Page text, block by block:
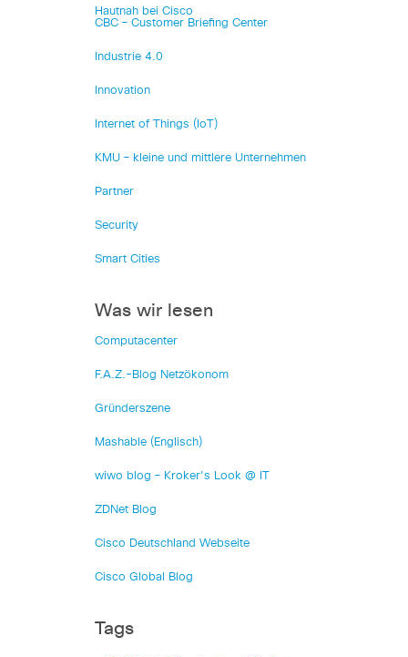
Hautnah bei Cisco
CBC – Customer Briefing Center
Industrie 4.0
Innovation
Internet of Things (IoT)
KMU – kleine und mittlere Unternehmen
Partner
Security
Smart Cities
Was wir lesen
Computacenter
F.A.Z.-Blog Netzökonom
Gründerszene
Mashable (Englisch)
wiwo blog – Kroker's Look @ IT
ZDNet Blog
Cisco Deutschland Webseite
Cisco Global Blog
Tags